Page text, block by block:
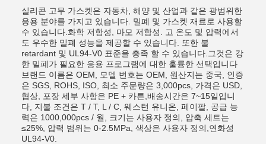
실리콘 고무 가스켓은 자동차, 해양 및 산업과 같은 광범위한
응용 분야를 가지고 있습니다. 밀폐 및 가스켓 재료로 사용할
수 있습니다.화학 저항성, 마모 저항성. 고 온도 및 압력에서
도 우수한 밀폐 성능을 제공할 수 있습니다. 또한 불
retardant 및 UL94-V0 표준을 충족 할 수 있습니다.그것은 강
한 밀폐가 필요한 응용 프로그램에 대한 훌륭한 선택입니다
브랜드 이름은 OEM, 모델 번호는 OEM, 원산지는 중국, 인증
은 SGS, ROHS, ISO, 최소 주문량은 3,000pcs, 가격은 USD,
협상, 포장 세부 사항은 PE + 카튼,배송시간은 7~15일입니
다, 지불 조건은 T / T, L / C, 웨스턴 유니온, 페이팔, 공급 능
력은 1000,000pcs / 월, 크기는 사용자 정의, 압축 세트는
≤25%, 압력 범위는 0-2.5MPa, 색상은 사용자 정의,연화성
UL94-V0.